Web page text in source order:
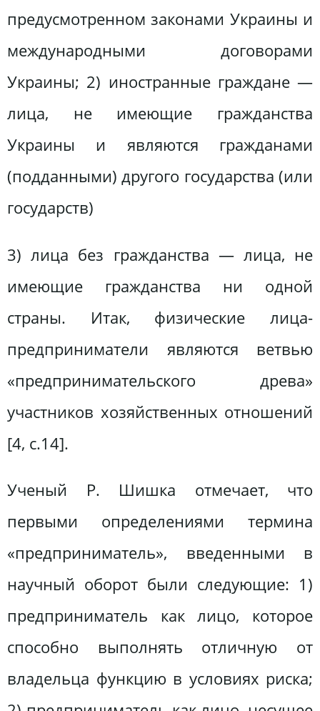
предусмотренном законами Украины и
международными договорами
Украины; 2) иностранные граждане —
лица, не имеющие гражданства
Украины и являются гражданами
(подданными) другого государства (или
государств)
3) лица без гражданства — лица, не
имеющие гражданства ни одной
страны. Итак, физические лица-
предприниматели являются ветвью
«предпринимательского древа»
участников хозяйственных отношений
[4, с.14].
Ученый Р. Шишка отмечает, что
первыми определениями термина
«предприниматель», введенными в
научный оборот были следующие: 1)
предприниматель как лицо, которое
способно выполнять отличную от
владельца функцию в условиях риска;